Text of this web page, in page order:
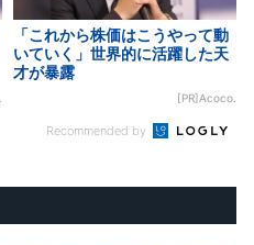
「これから株価はこうやって動
いていく」世界的に活躍した天
才が暴露
[PR]Acoco.
Recommended by